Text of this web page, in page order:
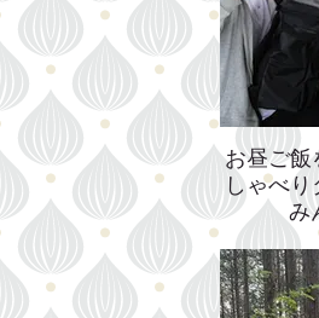
お昼ご飯
しゃべ
み